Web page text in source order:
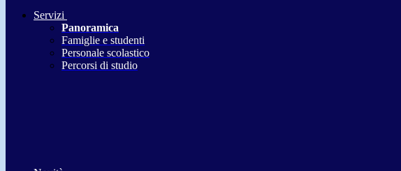
Servizi
Panoramica
Famiglie e studenti
Personale scolastico
Percorsi di studio